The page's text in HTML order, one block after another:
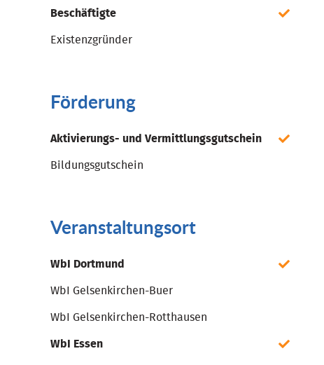
Beschäftigte
Existenzgründer
Förderung
Aktivierungs- und Vermittlungsgutschein
Bildungsgutschein
Veranstaltungsort
WbI Dortmund
WbI Gelsenkirchen-Buer
WbI Gelsenkirchen-Rotthausen
WbI Essen